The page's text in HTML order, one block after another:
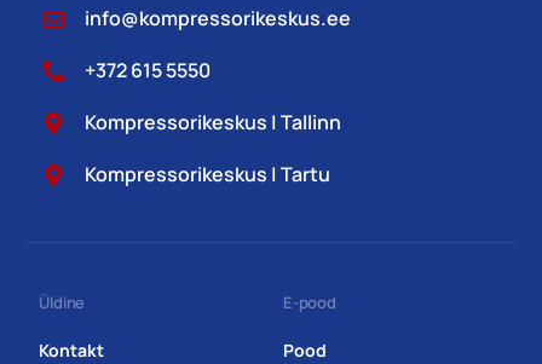
info@kompressorikeskus.ee
+372 615 5550
Kompressorikeskus | Tallinn
Kompressorikeskus | Tartu
Üldine
Kontakt
E-pood
Pood